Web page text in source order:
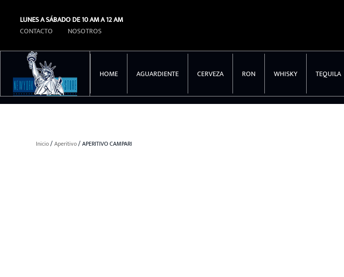
Ir al contenido principal
LUNES A SÁBADO DE 10 AM A 12 AM
CONTACTO
NOSOTROS
HOME AGUARDIENTE CERVEZA RON WHISKY TEQUILA
Inicio/Aperitivo/ APERITIVO CAMPARI